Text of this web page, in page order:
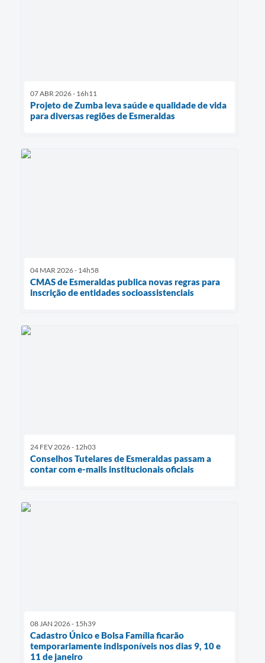
07 ABR 2026 - 16h11
Projeto de Zumba leva saúde e qualidade de vida
para diversas regiões de Esmeraldas
04 MAR 2026 - 14h58
CMAS de Esmeraldas publica novas regras para
inscrição de entidades socioassistenciais
24 FEV 2026 - 12h03
Conselhos Tutelares de Esmeraldas passam a
contar com e-mails institucionais oficiais
08 JAN 2026 - 15h39
Cadastro Único e Bolsa Família ficarão
temporariamente indisponíveis nos dias 9, 10 e
11 de janeiro